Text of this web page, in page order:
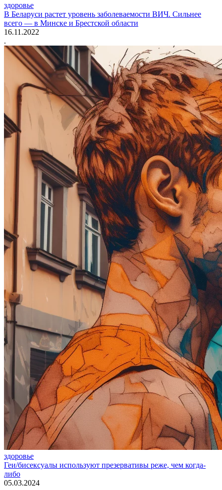
здоровье
В Беларуси растет уровень заболеваемости ВИЧ. Сильнее
всего — в Минске и Брестской области
16.11.2022
.
здоровье
Геи/бисексуалы используют презервативы реже, чем когда-
либо
05.03.2024